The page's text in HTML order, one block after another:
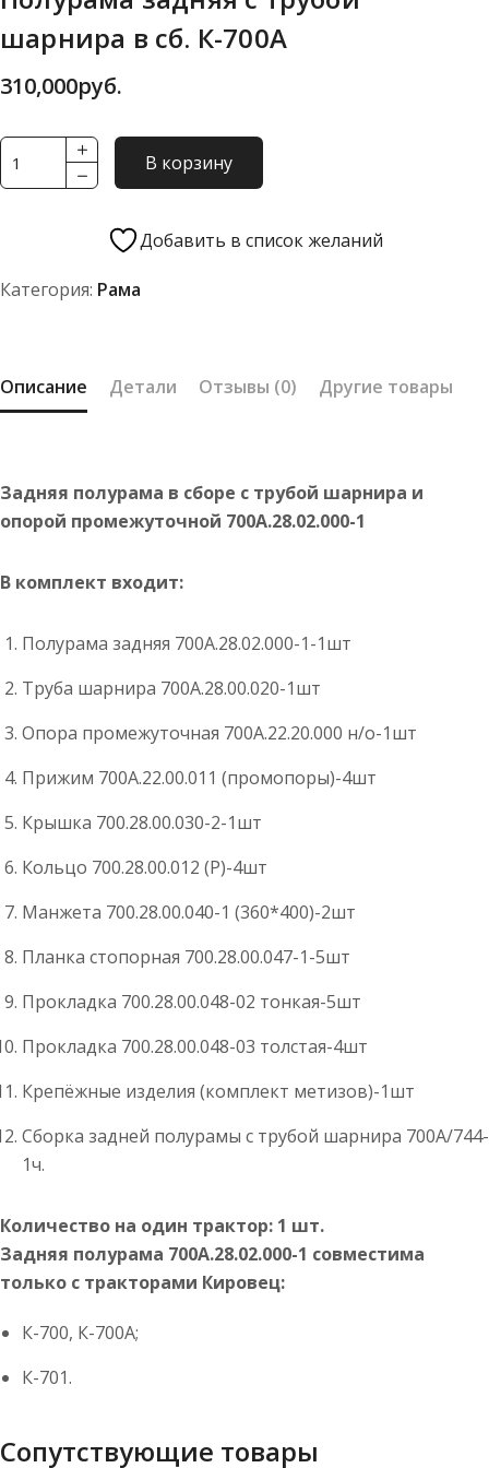
шарнира в сб. К-700А
310,000руб.
Количество
товара
трубой
сб.
К-700А
В корзину
Добавить в список желаний
Категория: Рама
Описание Детали Отзывы (0) Другие товары
Задняя полурама в сборе с трубой шарнира и
опорой промежуточной 700А.28.02.000-1
В комплект входит:
Полурама задняя 700А.28.02.000-1-1шт
Труба шарнира 700А.28.00.020-1шт
Опора промежуточная 700А.22.20.000 н/о-1шт
Прижим 700А.22.00.011 (промопоры)-4шт
Крышка 700.28.00.030-2-1шт
Кольцо 700.28.00.012 (Р)-4шт
Манжета 700.28.00.040-1 (360*400)-2шт
Планка стопорная 700.28.00.047-1-5шт
Прокладка 700.28.00.048-02 тонкая-5шт
Прокладка 700.28.00.048-03 толстая-4шт
Крепёжные изделия (комплект метизов)-1шт
Сборка задней полурамы с трубой шарнира 700А/744-
1ч.
Количество на один трактор: 1 шт.
Задняя полурама 700А.28.02.000-1 совместима
только с тракторами Кировец:
К-700, К-700А;
К-701.
Сопутствующие товары